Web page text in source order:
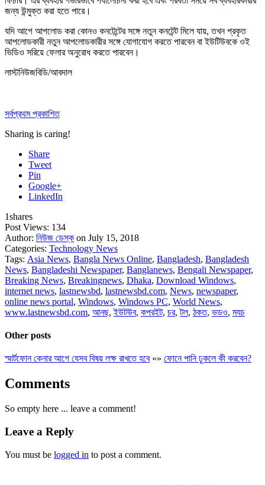
জন্য উন্মুক্ত করা হতে পারে।
যদি আগে আপলোড করা কোনও কনটেন্টের সঙ্গে নতুন কনটেন্ট মিলে যায়, তখন প্রকৃত
আপলোডকারী নতুন আপলোডকারীর সঙ্গে যোগাযোগ করতে পারবেন বা ইউটিউবকে ওই
ভিডিও সরিয়ে ফেলার অনুরোধ করতে পারবেন।
লাস্টনিউজবিডি/আবদাল
সর্বপ্রথম প্রকাশিত
Sharing is caring!
Share
Tweet
Pin
Google+
LinkedIn
1shares
Post Views: 134
Author: নিউজ ডেস্ক on July 15, 2018
Categories: Technology News
Tags: Asia News, Bangla News Online, Bangladesh, Bangladesh
News, Bangladeshi Newspaper, Banglanews, Bengali Newspaper,
Breaking News, Breakingnews, Dhaka, Download Windows,
internet news, lastnewsbd, lastnewsbd.com, News, newspaper,
online news portal, Windows, Windows PC, World News,
www.lastnewsbd.com, আনছ,ইউটউব, কপরইট, চর,টল, ঠকত, ভডও, মযচ
Other posts
স্মার্টফোন কেনার আগে যেসব বিষয় লক্ষ রাখতে হবে«» ফোনে পানি ঢুকলে কী করবেন?
Comments
So empty here ... leave a comment!
Leave a Reply
You must be logged in to post a comment.